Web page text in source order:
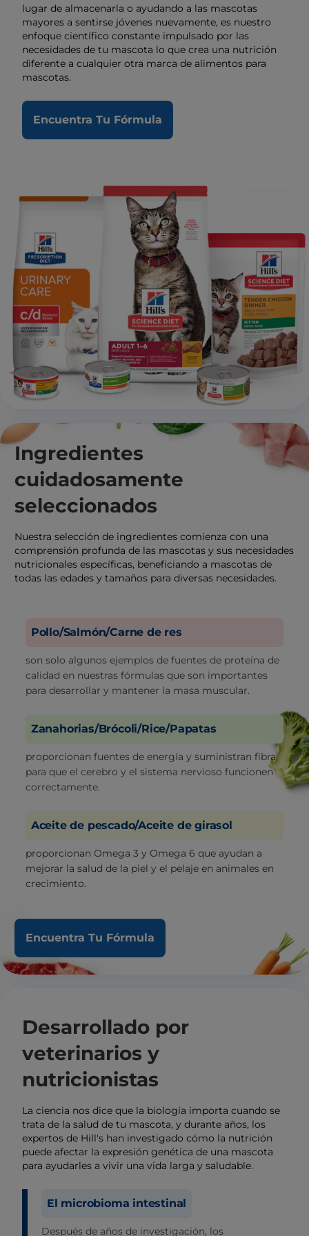
lugar de almacenarla o ayudando a las mascotas
mayores a sentirse jóvenes nuevamente, es nuestro
enfoque científico constante impulsado por las
necesidades de tu mascota lo que crea una nutrición
diferente a cualquier otra marca de alimentos para
mascotas.
Encuentra Tu Fórmula
Ingredientes
cuidadosamente
seleccionados
Nuestra selección de ingredientes comienza con una
comprensión profunda de las mascotas y sus necesidades
nutricionales específicas, beneficiando a mascotas de
todas las edades y tamaños para diversas necesidades.
Pollo/Salmón/Carne de res
son solo algunos ejemplos de fuentes de proteína de
calidad en nuestras fórmulas que son importantes
para desarrollar y mantener la masa muscular.
Zanahorias/Brócoli/Rice/Papatas
proporcionan fuentes de energía y suministran fibra
para que el cerebro y el sistema nervioso funcionen
correctamente.
Aceite de pescado/Aceite de girasol
proporcionan Omega 3 y Omega 6 que ayudan a
mejorar la salud de la piel y el pelaje en animales en
crecimiento.
Encuentra Tu Fórmula
Desarrollado por
veterinarios y
nutricionistas
La ciencia nos dice que la biología importa cuando se
trata de la salud de tu mascota, y durante años, los
expertos de Hill's han investigado cómo la nutrición
puede afectar la expresión genética de una mascota
para ayudarles a vivir una vida larga y saludable.
El microbioma intestinal
Después de años de investigación, los